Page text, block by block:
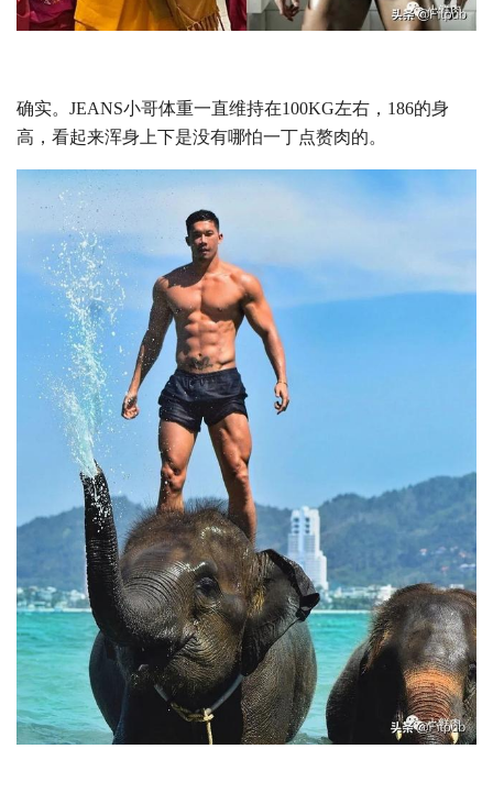
确实。JEANS小哥体重一直维持在100KG左右，186的身
高，看起来浑身上下是没有哪怕一丁点赘肉的。